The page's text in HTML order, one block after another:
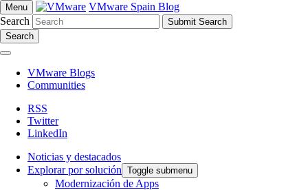
Menu
VMware Spain Blog
Search
Search
VMware Blogs
Communities
RSS
Twitter
LinkedIn
Noticias y destacados
Explorar por solución Toggle submenu
Modernización de Apps